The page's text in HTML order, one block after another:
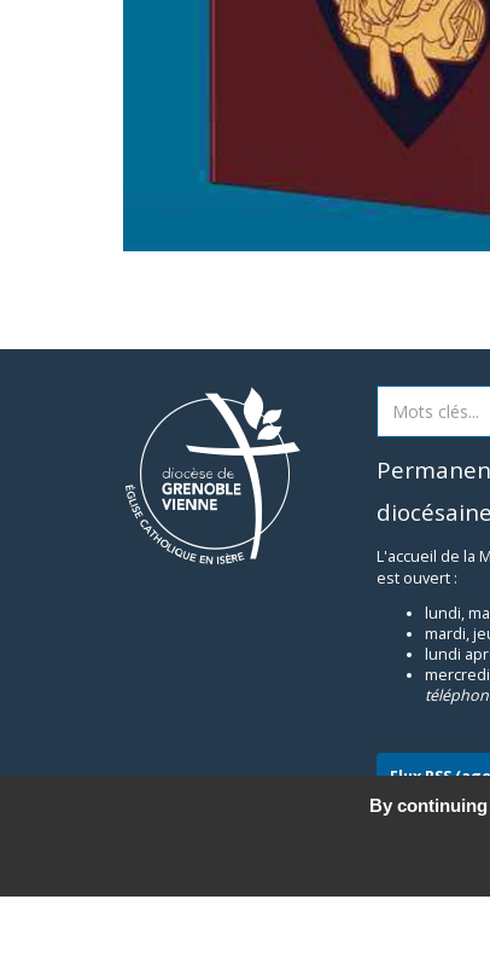
diocésaine
L'accueil de la
est ouvert :
lundi,
mardi,
lundi
Flux RSS
By